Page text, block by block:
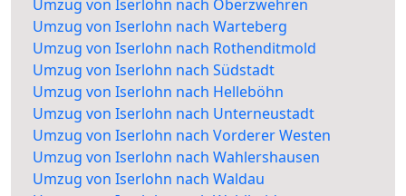
Umzug von Iserlohn nach Oberzwehren
Umzug von Iserlohn nach Warteberg
Umzug von Iserlohn nach Rothenditmold
Umzug von Iserlohn nach Südstadt
Umzug von Iserlohn nach Helleböhn
Umzug von Iserlohn nach Unterneustadt
Umzug von Iserlohn nach Vorderer Westen
Umzug von Iserlohn nach Wahlershausen
Umzug von Iserlohn nach Waldau